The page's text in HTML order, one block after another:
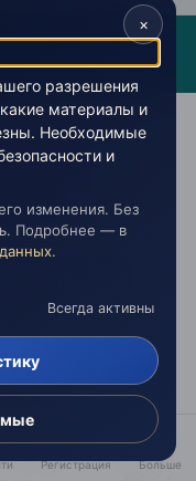
И куда оно
есть и по сей
Слово
(множеством
нам не
Регистрация Больше
×
разрешения
материалы и
Необходимые
и
изменения. Без
Подробнее — в
.
Всегда активны